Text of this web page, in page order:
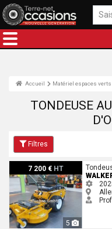
Accueil Matériel espaces verts
TONDEUSE
Filtres
7 200 € HT
5
Walker MR21 Frontmäher